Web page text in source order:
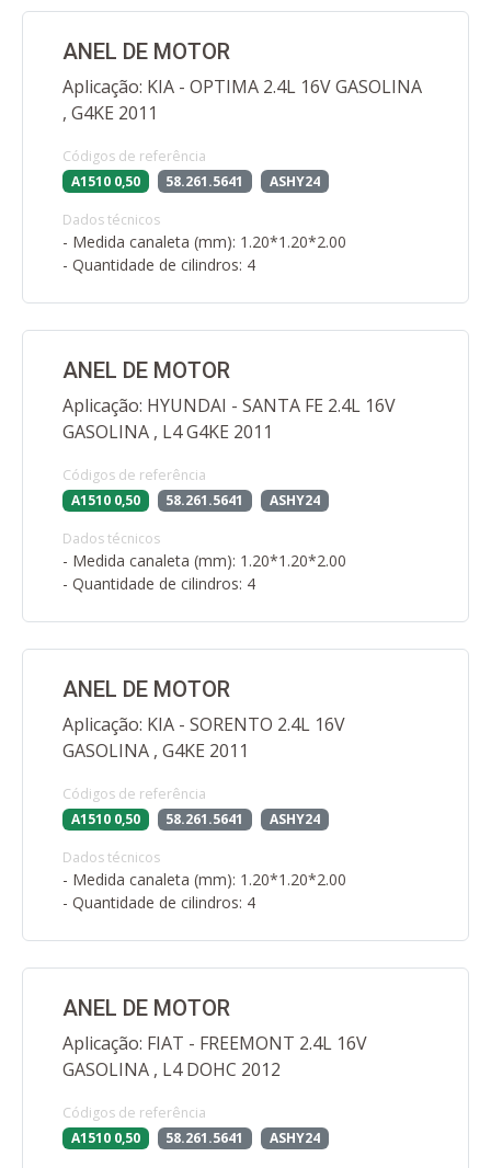
ANEL DE MOTOR
Aplicação: KIA - OPTIMA 2.4L 16V GASOLINA
, G4KE 2011
Códigos de referência
A1510 0,50
58.261.5641 ASHY24
Dados técnicos
- Medida canaleta (mm): 1.20*1.20*2.00
- Quantidade de cilindros: 4
ANEL DE MOTOR
Aplicação: HYUNDAI - SANTA FE 2.4L 16V
GASOLINA , L4 G4KE 2011
Códigos de referência
A1510 0,50
58.261.5641 ASHY24
Dados técnicos
- Medida canaleta (mm): 1.20*1.20*2.00
- Quantidade de cilindros: 4
ANEL DE MOTOR
Aplicação: KIA - SORENTO 2.4L 16V
GASOLINA , G4KE 2011
Códigos de referência
A1510 0,50
58.261.5641 ASHY24
Dados técnicos
- Medida canaleta (mm): 1.20*1.20*2.00
- Quantidade de cilindros: 4
ANEL DE MOTOR
Aplicação: FIAT - FREEMONT 2.4L 16V
GASOLINA , L4 DOHC 2012
Códigos de referência
A1510 0,50
58.261.5641 ASHY24